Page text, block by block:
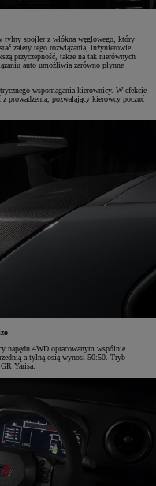
tylny spojler z włókna węglowego, który
zalety tego rozwiązania, inżynierowie
przyczepność, także na tak nierównych
auto umożliwia zarówno płynne
wspomagania kierownicy. W efekcie
prowadzenia, pozwalający kierowcy poczuć
napędu 4WD opracowanym wspólnie
a tylną osią wynosi 50:50. Tryb
Yarisa.